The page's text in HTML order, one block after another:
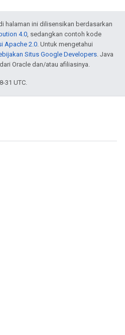
halaman ini dilisensikan berdasarkan
4.0 , sedangkan contoh kode
Apache 2.0 . Untuk mengetahui
Situs Google Developers . Java
Oracle dan/atau afiliasinya.
31 UTC.